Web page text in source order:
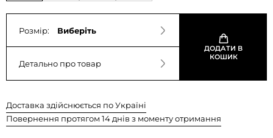
Розмір: Виберіть
Детально про товар
ДОДАТИ В
КОШИК
Доставка здійснюється по Україні
Повернення протягом 14 днів з моменту отримання